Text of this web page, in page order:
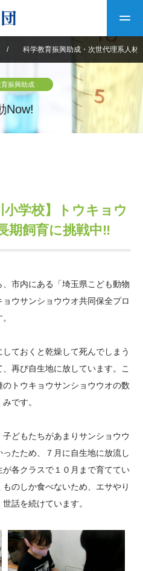
について
40年史デジタルブック
中谷財団40年史
公開情報
長期大型研究助成
国際学生交流プログラ
ム
動画紹介
情報
よくあるご質問
/ 科学教育振興助成・次世代理系人材
振興助成
Now!
小学校】トウキョウ
期飼育に挑戦中‼
市内にある「埼玉県こども動物
ウサンショウウオ共同保全プロ
ておくと乾燥して死んでしまう
再び自生地に放しています。こ
トウキョウサンショウウオの数
です。
どもたちがあまりサンショウウ
たため、７月に自生地に放流し
各クラスで１０月まで育ててい
のしか食べないため、エサやり
話を続けています。